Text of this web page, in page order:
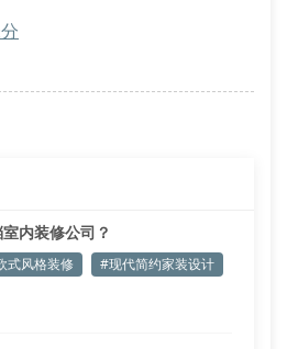
设计团队发现，80%的年轻业
内装修公司？
式风格装修 #现代简约家装设计